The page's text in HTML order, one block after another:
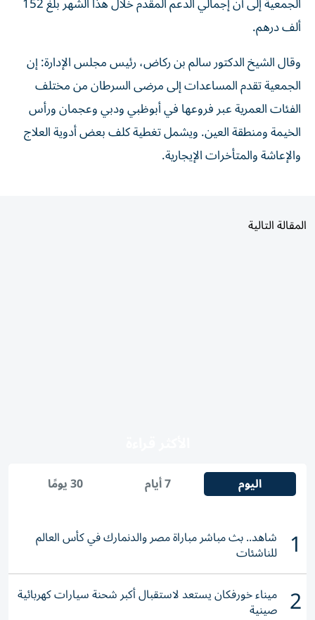
ألف درهم.
الجمعية تقدم المساعدات إلى مرضى السرطان من مختلف
الفئات العمرية عبر فروعها في أبوظبي ودبي وعجمان ورأس
الخيمة ومنطقة العين. ويشمل تغطية كلف بعض أدوية العلاج
والإعاشة والمتأخرات الإيجارية.
اليوم
1 للناشئات
2 ميناء خورفكان يستعد لاستقبال أكبر شحنة سيارات كهربائية
صينية